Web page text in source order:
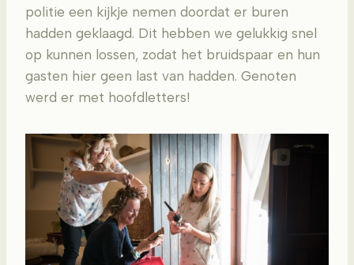
politie een kijkje nemen doordat er buren
hadden geklaagd. Dit hebben we gelukkig snel
op kunnen lossen, zodat het bruidspaar en hun
gasten hier geen last van hadden. Genoten
werd er met hoofdletters!